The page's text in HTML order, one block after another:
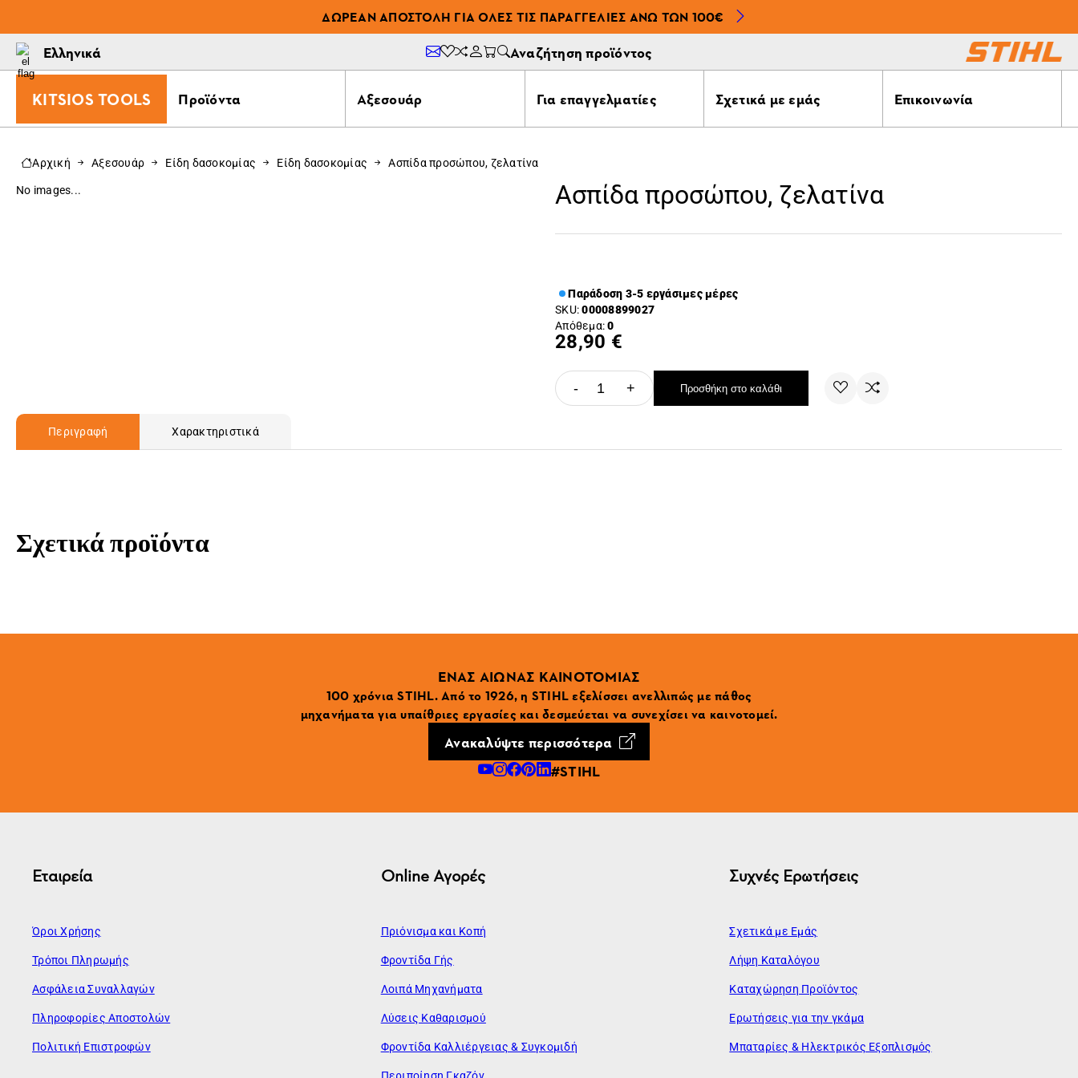
ΔΩΡΕΆΝ ΑΠΟΣΤΟΛΉ ΓΙΑ ΌΛΕΣ ΤΙΣ ΠΑΡΑΓΓΕΛΊΕΣ ΆΝΩ ΤΩΝ 100€
Ελληνικά Αναζήτηση προϊόντος
KITSIOS TOOLS Προϊόντα Αξεσουάρ Για επαγγελματίες Σχετικά με εμάς Επικοινωνία
Αρχική Αξεσουάρ Είδη δασοκομίας Είδη δασοκομίας Ασπίδα προσώπου, ζελατίνα
No images... Ασπίδα προσώπου, ζελατίνα
Παράδοση 3-5 εργάσιμες μέρες
SKU:00008899027
Απόθεμα:0
28,90 €
- + Προσθήκη στο καλάθι
Περιγραφή Χαρακτηριστικά
Σχετικά προϊόντα
ΕΝΑΣ ΑΙΩΝΑΣ ΚΑΙΝΟΤΟΜΙΑΣ
100 χρόνια STIHL. Από το 1926, η STIHL εξελίσσει ανελλιπώς με πάθος
μηχανήματα για υπαίθριες εργασίες και δεσμεύεται να συνεχίσει να καινοτομεί.
Ανακαλύψτε περισσότερα
#STIHL
Εταιρεία
Όροι Χρήσης
Τρόποι Πληρωμής
Ασφάλεια Συναλλαγών
Πληροφορίες Αποστολών
Πολιτική Επιστροφών
Online Αγορές
Πριόνισμα και Κοπή
Φροντίδα Γής
Λοιπά Μηχανήματα
Λύσεις Καθαρισμού
Φροντίδα Καλλιέργειας & Συγκομιδή
Περιποίηση Γκαζόν
Συχνές Ερωτήσεις
Σχετικά με Εμάς
Λήψη Καταλόγου
Καταχώρηση Προϊόντος
Ερωτήσεις για την γκάμα
Μπαταρίες & Ηλεκτρικός Εξοπλισμός